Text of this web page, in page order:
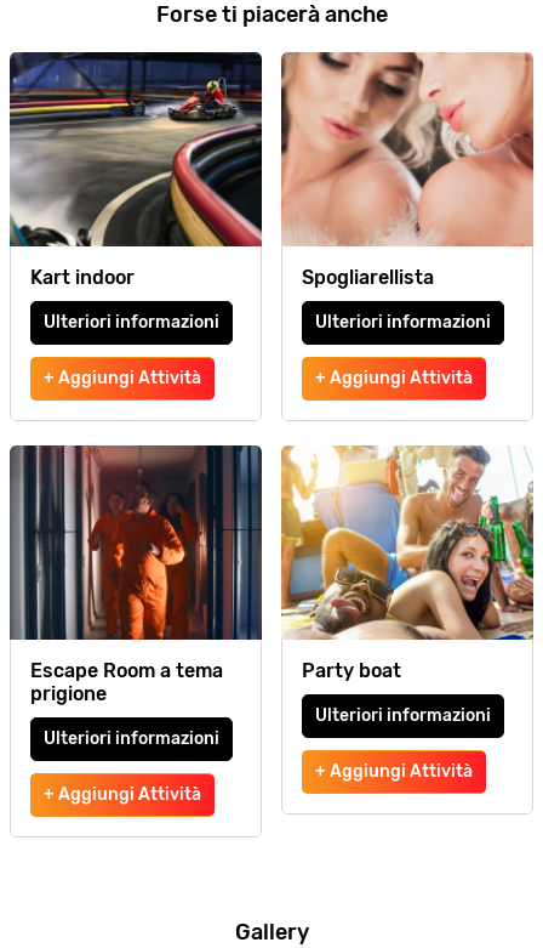
Forse ti piacerà anche
Kart indoor
Ulteriori informazioni
+ Aggiungi Attività
Spogliarellista
Ulteriori informazioni
+ Aggiungi Attività
Escape Room a tema
prigione
Ulteriori informazioni
+ Aggiungi Attività
Party boat
Ulteriori informazioni
+ Aggiungi Attività
Gallery